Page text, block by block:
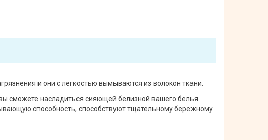
и они с легкостью вымываются из волокон ткани.
сможете насладиться сияющей белизной вашего белья.
способность, способствуют тщательному бережному